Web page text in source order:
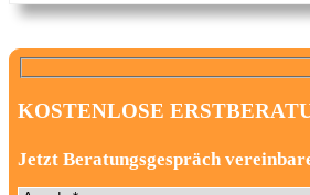
KOSTENLOSE
Jetzt Beratungsgespräch
Anrede